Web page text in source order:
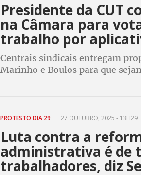
Presidente da CUT
na Câmara para
trabalho por
Centrais sindicais entregam
Marinho e Boulos para que
PROTESTO DIA 29 27 OUTUBRO, 2025 - 13H29
Luta contra a
administrativa é de
trabalhadores, diz